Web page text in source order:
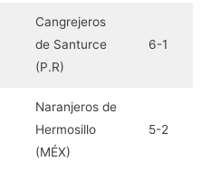
Cangrejeros
de Santurce
(P.R)
6-1
Naranjeros de
Hermosillo
(MÉX)
5-2